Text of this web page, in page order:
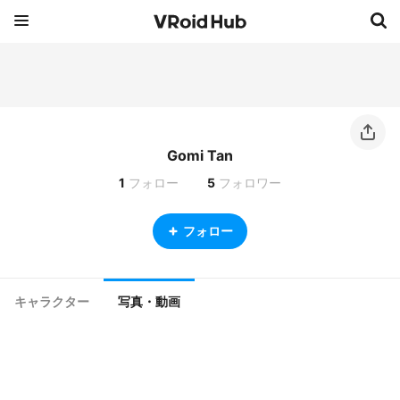
Gomi Tan
1 フォロー 5 フォロワー
フォロー
キャラクター 写真・動画